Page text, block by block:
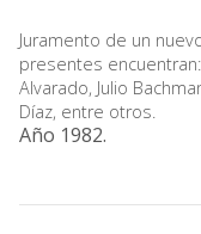
Juramento de un
presentes
Alvarado, Julio
Díaz, entre otros.
Año 1982.